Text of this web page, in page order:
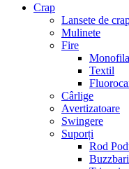
Crap
Lansete de
Mulinete
Fire
Textil
Cârlige
Avertizatoare
Swingere
Suporți
Rod
Buzzbari